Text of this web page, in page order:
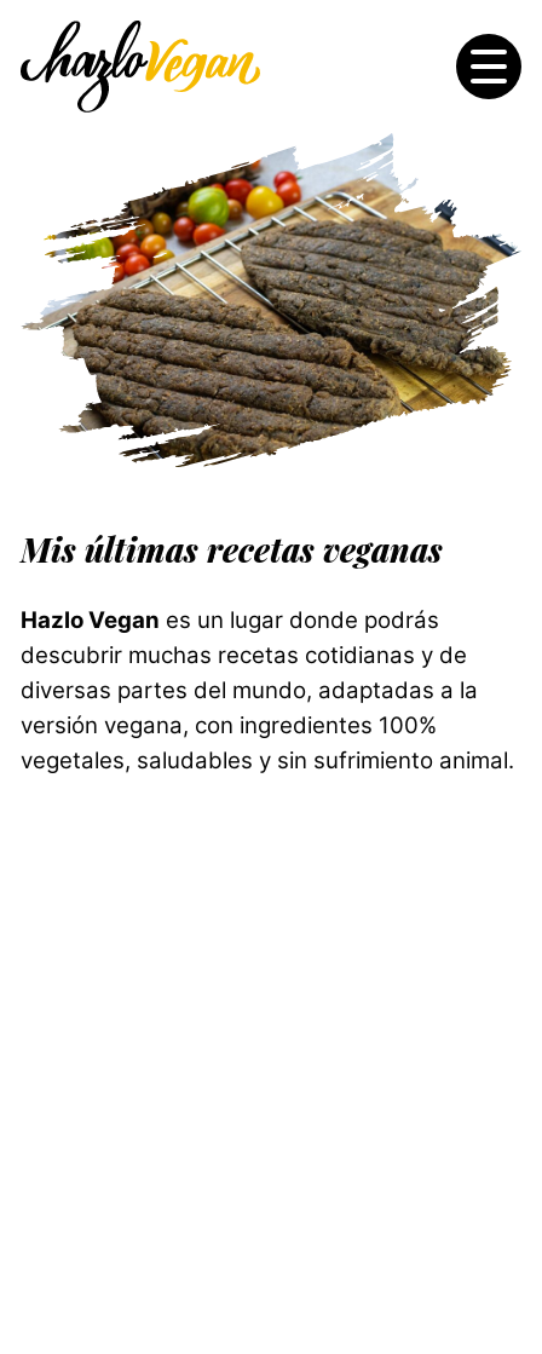
Mis últimas recetas veganas
Hazlo Vegan es un lugar donde podrás
descubrir muchas recetas cotidianas y de
diversas partes del mundo, adaptadas a la
versión vegana, con ingredientes 100%
vegetales, saludables y sin sufrimiento animal.